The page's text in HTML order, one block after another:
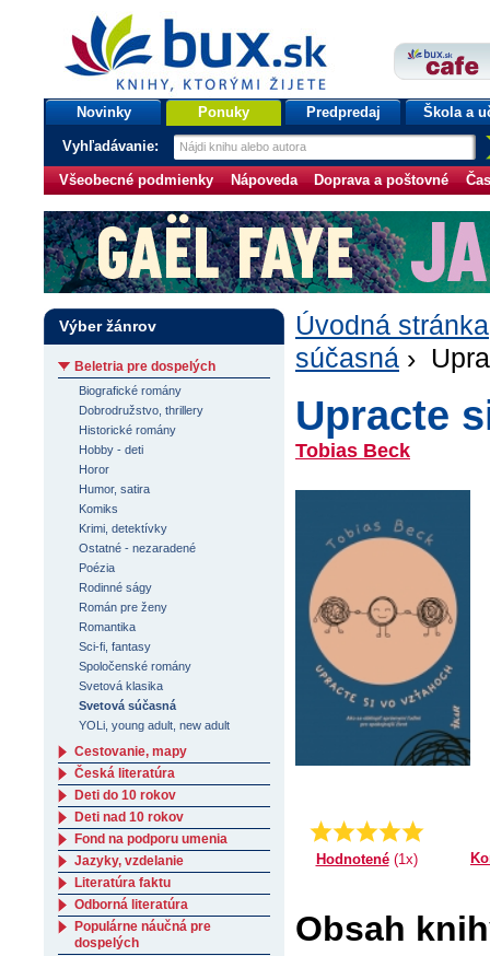
bux.sk
knihy, ktorými žijete
Úvodná stránka
Novinky Ponuky Predpredaj Škola a
Vyhľadávanie:
Všeobecné podmienky Nápoveda Doprava a poštovné
Úvodná stránka
súčasná ›
Upracte
Tobias Beck
Priemer:
5.0
Hodnotené(1x)
Obsah
Výber žánrov
Beletria pre dospelých
Biografické romány
Dobrodružstvo, thrillery
Historické romány
Hobby - deti
Horor
Humor, satira
Komiks
Krimi, detektívky
Ostatné - nezaradené
Poézia
Rodinné ságy
Román pre ženy
Romantika
Sci-fi, fantasy
Spoločenské romány
Svetová klasika
Svetová súčasná
YOLi, young adult, new adult
Cestovanie, mapy
Česká literatúra
Deti do 10 rokov
Deti nad 10 rokov
Fond na podporu umenia
Jazyky, vzdelanie
Literatúra faktu
Odborná literatúra
Populárne náučná pre
dospelých